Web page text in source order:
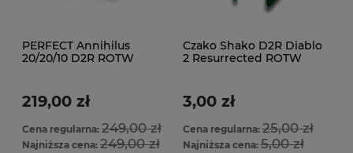
PERFECT Annihilus
20/20/10 D2R ROTW
219,00 zł
Cena regularna: 249,00 zł
Najniższa cena: 249,00 zł
Czako Shako D2R Diablo
2 Resurrected ROTW
3,00 zł
Cena regularna:25,00 zł
Najniższa cena:5,00 zł